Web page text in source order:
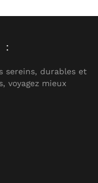
:
sereins, durables et
voyagez mieux